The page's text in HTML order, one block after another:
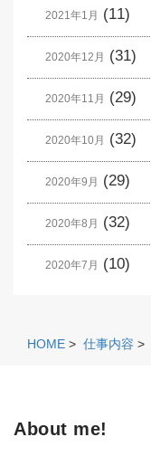
2021年1月 (11)
2020年12月 (31)
2020年11月 (29)
2020年10月 (32)
2020年9月 (29)
2020年8月 (32)
2020年7月 (10)
HOME > 仕事内容 >
About me!